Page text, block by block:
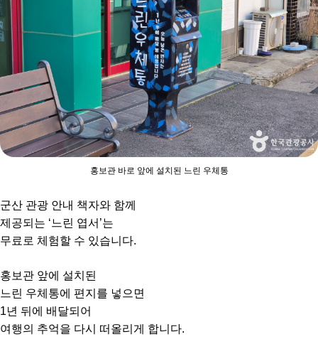
홍보관 바로 앞에 설치된 느린 우체통
군산 관광 안내 책자와 함께
제공되는 ‘느린 엽서’는
무료로 체험할 수 있습니다.
홍보관 앞에 설치된
느린 우체통에 편지를 넣으면
1년 뒤에 배달되어
여행의 추억을 다시 떠올리게 합니다.